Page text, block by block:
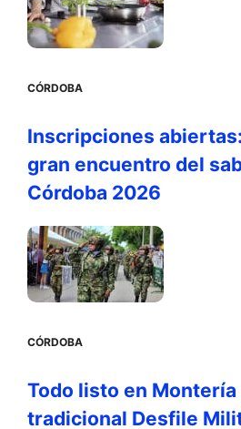
CÓRDOBA
Inscripciones
gran encuentro del
Córdoba 2026
CÓRDOBA
Todo listo en Montería
tradicional Desfile